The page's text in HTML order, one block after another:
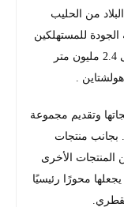
من الحليب
الجودة للمستهلكين
في قطر بفضل مساحتها الهائلة التي تمتد على 2.4 مليون متر
.
وتقديم مجموعة
بجانب منتجات
المنتجات الأخرى
محورًا رئيسيًا